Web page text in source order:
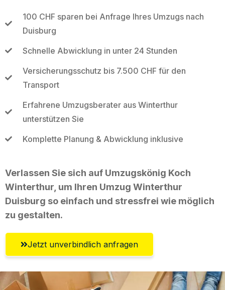
100 CHF sparen bei Anfrage Ihres Umzugs nach
Duisburg
Schnelle Abwicklung in unter 24 Stunden
Versicherungsschutz bis 7.500 CHF für den
Transport
Erfahrene Umzugsberater aus Winterthur
unterstützen Sie
Komplette Planung & Abwicklung inklusive
Verlassen Sie sich auf Umzugskönig Koch
Winterthur, um Ihren Umzug Winterthur
Duisburg so einfach und stressfrei wie möglich
zu gestalten.
Jetzt unverbindlich anfragen